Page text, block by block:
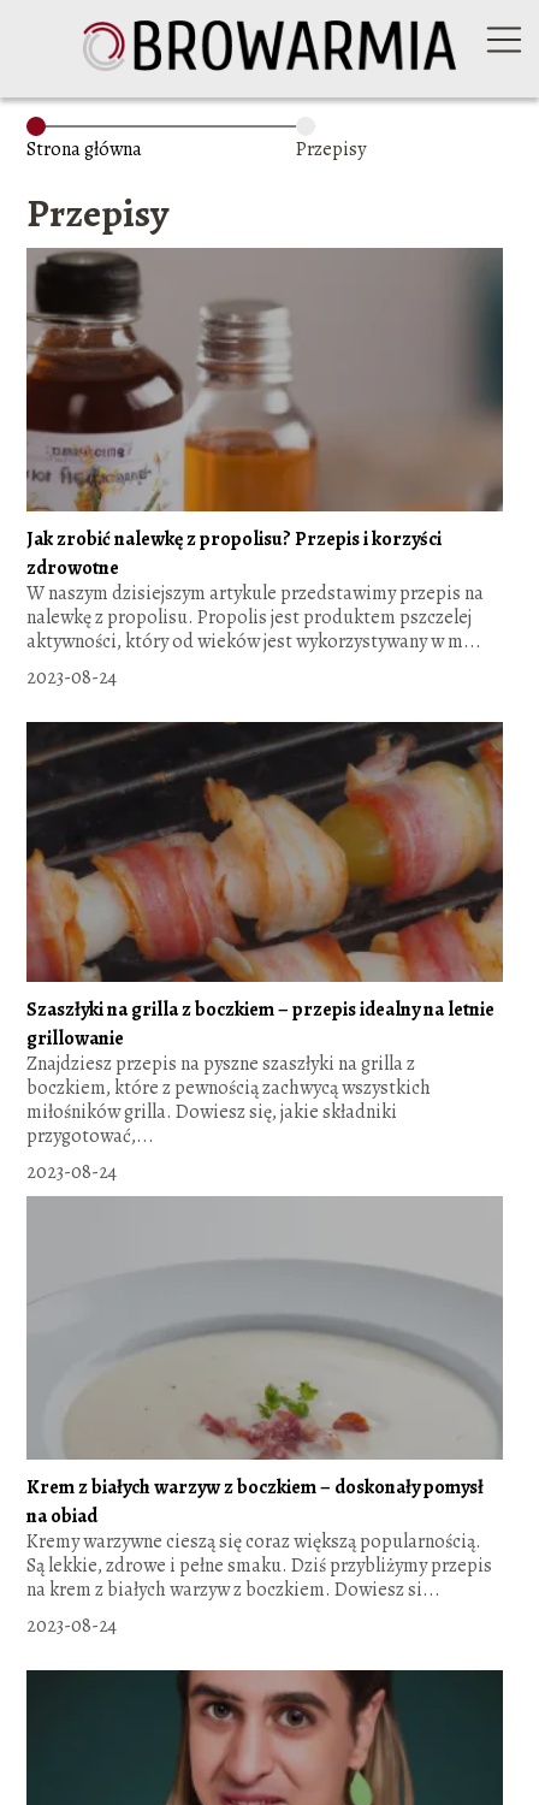
Strona główna Przepisy
Przepisy
Jak zrobić nalewkę z propolisu? Przepis i korzyści
zdrowotne
W naszym dzisiejszym artykule przedstawimy przepis na
nalewkę z propolisu. Propolis jest produktem pszczelej
aktywności, który od wieków jest wykorzystywany w m...
2023-08-24
Szaszłyki na grilla z boczkiem – przepis idealny na letnie
grillowanie
Znajdziesz przepis na pyszne szaszłyki na grilla z
boczkiem, które z pewnością zachwycą wszystkich
miłośników grilla. Dowiesz się, jakie składniki
przygotować,...
2023-08-24
Krem z białych warzyw z boczkiem – doskonały pomysł
na obiad
Kremy warzywne cieszą się coraz większą popularnością.
Są lekkie, zdrowe i pełne smaku. Dziś przybliżymy przepis
na krem z białych warzyw z boczkiem. Dowiesz si...
2023-08-24